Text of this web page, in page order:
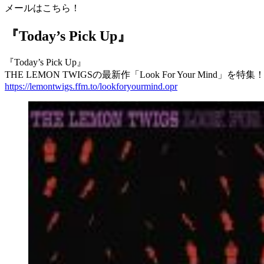
メールはこちら！
『Today’s Pick Up』
『Today’s Pick Up』
THE LEMON TWIGSの最新作「Look For Your Mind」を特集！
https://lemontwigs.ffm.to/lookforyourmind.opr